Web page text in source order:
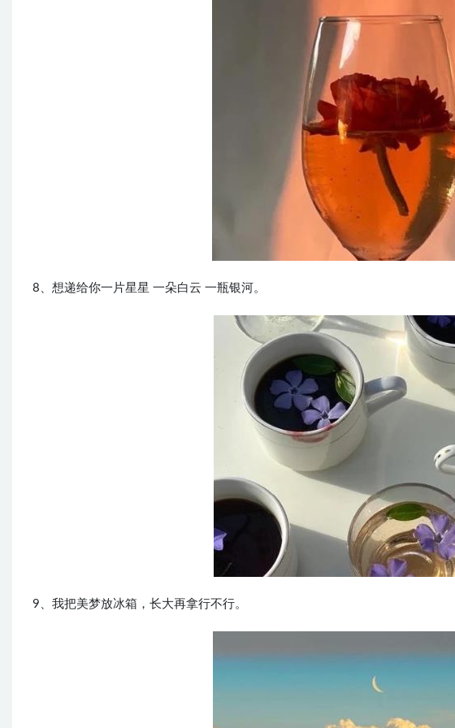
8、想递给你一片星星 一朵白云 一瓶银河。
9、我把美梦放冰箱，长大再拿行不行。